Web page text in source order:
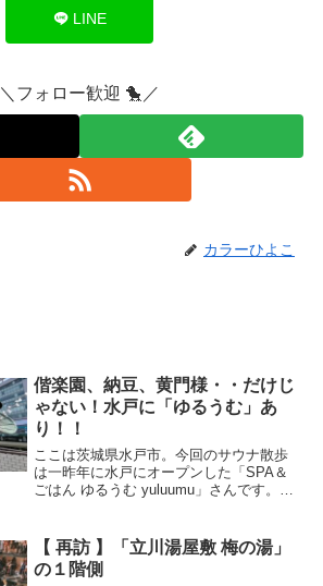
LINE
＼フォロー歓迎 🐤／
カラーひよこ
偕楽園、納豆、黄門様・・だけじ
ゃない！水戸に「ゆるうむ」あ
り！！
ここは茨城県水戸市。今回のサウナ散歩
は一昨年に水戸にオープンした「SPA＆
ごはん ゆるうむ yuluumu」さんです。こ
で行くしか NIGHT、ようやく。元々あっ
たスー...
【 再訪 】「立川湯屋敷 梅の湯」
の１階側